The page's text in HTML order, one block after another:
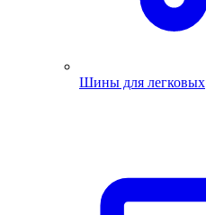
Шины для легковых